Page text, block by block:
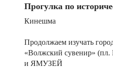
Прогулка по
Кинешма
Продолжаем изучать
«Волжский сувенир»
и ЯМУЗЕЙ